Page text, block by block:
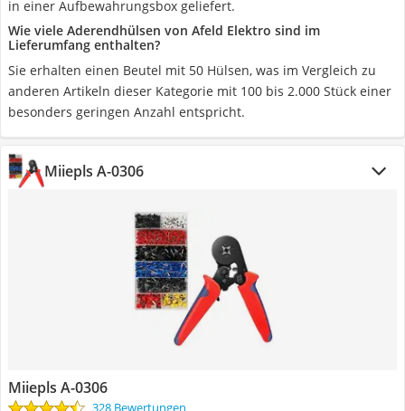
in einer Aufbewahrungsbox geliefert.
Wie viele Aderendhülsen von Afeld Elektro sind im
Lieferumfang enthalten?
Sie erhalten einen Beutel mit 50 Hülsen, was im Vergleich zu
anderen Artikeln dieser Kategorie mit 100 bis 2.000 Stück einer
besonders geringen Anzahl entspricht.
Miiepls ‎A-0306
Miiepls ‎A-0306
328 Bewertungen